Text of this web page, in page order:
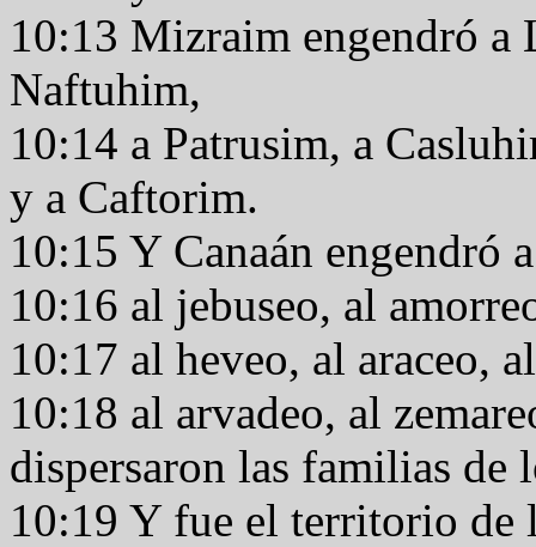
10:13 Mizraim engendró a
Naftuhim,
10:14 a Patrusim, a
y a Caftorim.
10:15 Y Canaán engendró
10:16 al jebuseo, al
10:17 al heveo, al araceo,
10:18 al arvadeo, al
dispersaron las familias de
10:19 Y fue el territorio de